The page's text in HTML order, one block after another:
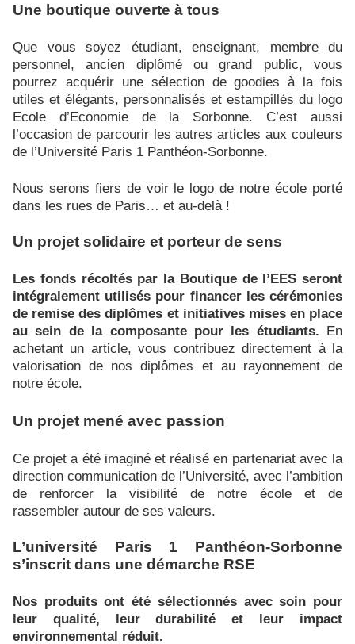
Une boutique ouverte à tous
Que vous soyez étudiant, enseignant, membre du
personnel, ancien diplômé ou grand public, vous
pourrez acquérir une sélection de goodies à la fois
utiles et élégants, personnalisés et estampillés du logo
Ecole d’Economie de la Sorbonne. C’est aussi
l’occasion de parcourir les autres articles aux couleurs
de l’Université Paris 1 Panthéon-Sorbonne.
Nous serons fiers de voir le logo de notre école porté
dans les rues de Paris… et au-delà !
Un projet solidaire et porteur de sens
Les fonds récoltés par la Boutique de l’EES seront
intégralement utilisés pour financer les cérémonies
de remise des diplômes et initiatives mises en place
au sein de la composante pour les étudiants. En
achetant un article, vous contribuez directement à la
valorisation de nos diplômes et au rayonnement de
notre école.
Un projet mené avec passion
Ce projet a été imaginé et réalisé en partenariat avec la
direction communication de l’Université, avec l’ambition
de renforcer la visibilité de notre école et de
rassembler autour de ses valeurs.
L’université Paris 1 Panthéon-Sorbonne
s’inscrit dans une démarche RSE
Nos produits ont été sélectionnés avec soin pour
leur qualité, leur durabilité et leur impact
environnemental réduit.